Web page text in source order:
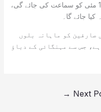
نیپرا کی جانب سے اس درخواست پر 19 مئی کو سماعت کی جائے گی،
جائے گا۔
صارفین کو ماہانہ بلوں
جس سے مہنگائی کے دباؤ
Next
→